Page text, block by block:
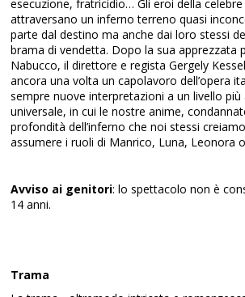
esecuzione, fratricidio… Gli eroi della celebre
attraversano un inferno terreno quasi
parte dal destino ma anche dai loro stessi
brama di vendetta. Dopo la sua apprezzata
Nabucco, il direttore e regista Gergely
ancora una volta un capolavoro dell’opera
sempre nuove interpretazioni a un livello
universale, in cui le nostre anime,
profondità dell’inferno che noi stessi
assumere i ruoli di Manrico, Luna, Leonora
Avviso ai genitori: lo spettacolo non è
14 anni.
Trama